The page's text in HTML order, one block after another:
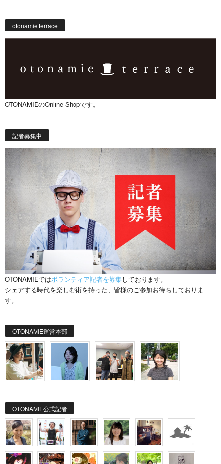
otonamie terrace
OTONAMIEのOnline Shopです。
記者募集中
OTONAMIEではボランティア記者を募集しております。
シェアする時代を楽しむ術を持った、皆様のご参加お待ちしておりま
す。
OTONAMIE運営本部
OTONAMIE公式記者